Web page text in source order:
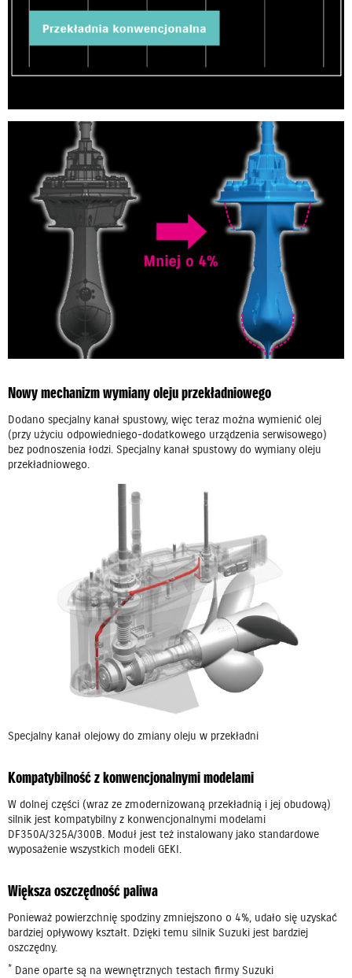
Nowy mechanizm wymiany oleju przekładniowego
Dodano specjalny kanał spustowy, więc teraz można wymienić olej
(przy użyciu odpowiedniego-dodatkowego urządzenia serwisowego)
bez podnoszenia łodzi. Specjalny kanał spustowy do wymiany oleju
przekładniowego.
Specjalny kanał olejowy do zmiany oleju w przekładni
Kompatybilność z konwencjonalnymi modelami
W dolnej części (wraz ze zmodernizowaną przekładnią i jej obudową)
silnik jest kompatybilny z konwencjonalnymi modelami
DF350A/325A/300B. Moduł jest też instalowany jako standardowe
wyposażenie wszystkich modeli GEKI.
Większa oszczędność paliwa
Ponieważ powierzchnię spodziny zmniejszono o 4%, udało się uzyskać
bardziej opływowy kształt. Dzięki temu silnik Suzuki jest bardziej
oszczędny.
* Dane oparte są na wewnętrznych testach firmy Suzuki